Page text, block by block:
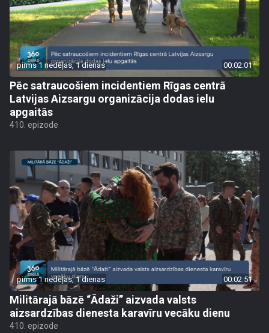
pirms 1 nedēļas, 1 dienas 00:02:01
Pēc satraucošiem incidentiem Rīgas centrā
Latvijas Aizsargu organizācija dodas ielu
apgaitās
410. epizode
pirms 1 nedēļas, 1 dienas 00:02:51
Militārajā bāzē “Ādaži” aizvada valsts
aizsardzības dienesta karavīru vecāku dienu
410. epizode